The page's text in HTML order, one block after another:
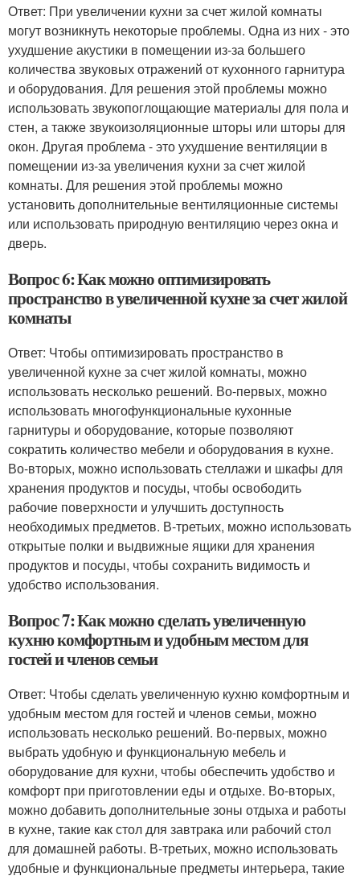
Ответ: При увеличении кухни за счет жилой комнаты
могут возникнуть некоторые проблемы. Одна из них - это
ухудшение акустики в помещении из-за большего
количества звуковых отражений от кухонного гарнитура
и оборудования. Для решения этой проблемы можно
использовать звукопоглощающие материалы для пола и
стен, а также звукоизоляционные шторы или шторы для
окон. Другая проблема - это ухудшение вентиляции в
помещении из-за увеличения кухни за счет жилой
комнаты. Для решения этой проблемы можно
установить дополнительные вентиляционные системы
или использовать природную вентиляцию через окна и
дверь.
Вопрос 6: Как можно оптимизировать
пространство в увеличенной кухне за счет жилой
комнаты
Ответ: Чтобы оптимизировать пространство в
увеличенной кухне за счет жилой комнаты, можно
использовать несколько решений. Во-первых, можно
использовать многофункциональные кухонные
гарнитуры и оборудование, которые позволяют
сократить количество мебели и оборудования в кухне.
Во-вторых, можно использовать стеллажи и шкафы для
хранения продуктов и посуды, чтобы освободить
рабочие поверхности и улучшить доступность
необходимых предметов. В-третьих, можно использовать
открытые полки и выдвижные ящики для хранения
продуктов и посуды, чтобы сохранить видимость и
удобство использования.
Вопрос 7: Как можно сделать увеличенную
кухню комфортным и удобным местом для
гостей и членов семьи
Ответ: Чтобы сделать увеличенную кухню комфортным и
удобным местом для гостей и членов семьи, можно
использовать несколько решений. Во-первых, можно
выбрать удобную и функциональную мебель и
оборудование для кухни, чтобы обеспечить удобство и
комфорт при приготовлении еды и отдыхе. Во-вторых,
можно добавить дополнительные зоны отдыха и работы
в кухне, такие как стол для завтрака или рабочий стол
для домашней работы. В-третьих, можно использовать
удобные и функциональные предметы интерьера, такие